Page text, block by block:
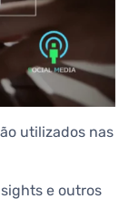
utilizados nas
e outros